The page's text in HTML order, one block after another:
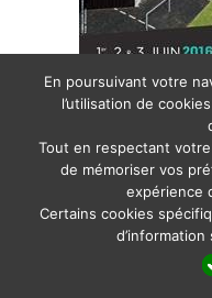
http://
Posted in Informationen und
attualità , News and insights,
Информация и новости
X
En poursuivant votre
l’utilisation de
Tout en respectant
de mémoriser vos
expérience
Certains cookies